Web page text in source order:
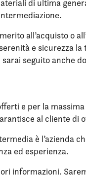
di ultima
all’acquisto o
e sicurezza
seguito anche
e per la
al cliente di
è l’azienda
ed esperienza.
informazioni.